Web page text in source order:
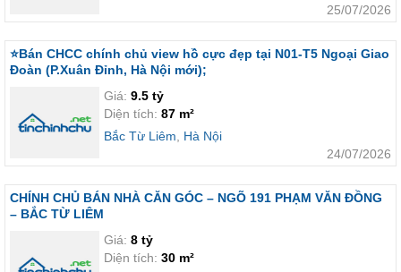
25/07/2026
⭐️Bán CHCC chính chủ view hồ cực đẹp tại N01-T5 Ngoại Giao
Đoàn (P.Xuân Đỉnh, Hà Nội mới);
Giá: 9.5 tỷ
Diện tích: 87 m²
Bắc Từ Liêm
Hà Nội
24/07/2026
CHÍNH CHỦ BÁN NHÀ CĂN GÓC – NGÕ 191 PHẠM VĂN ĐỒNG
– BẮC TỪ LIÊM
Giá: 8 tỷ
Diện tích: 30 m²